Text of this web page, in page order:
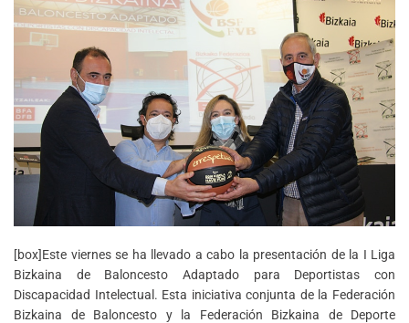
[box]Este viernes se ha llevado a cabo la presentación de la I Liga
Bizkaina de Baloncesto Adaptado para Deportistas con
Discapacidad Intelectual. Esta iniciativa conjunta de la Federación
Bizkaina de Baloncesto y la Federación Bizkaina de Deporte